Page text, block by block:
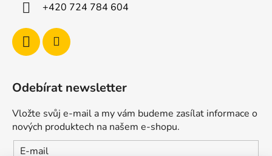
+420 724 784 604
Odebírat newsletter
Vložte svůj e-mail a my vám budeme zasílat informace o
nových produktech na našem e-shopu.
E-mail